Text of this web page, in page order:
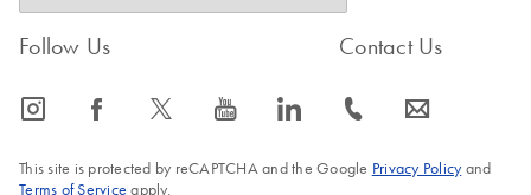
Follow Us
icon_0065_instagram-s icon_0064_facebook-s icon_0340_cc_gen_x-s icon_0077_youtube-s icon_0066_linkedin-s
Contact Us
icon_0072_phone-s icon_0063_envelope-s
This site is protected by reCAPTCHA and the Google Privacy Policyand
Terms of Service apply.